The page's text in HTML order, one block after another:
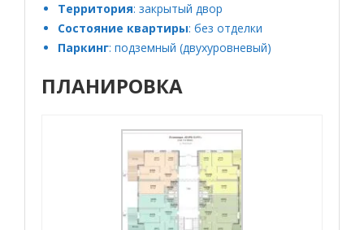
Территория: закрытый двор
Состояние квартиры: без отделки
Паркинг: подземный (двухуровневый)
ПЛАНИРОВКА